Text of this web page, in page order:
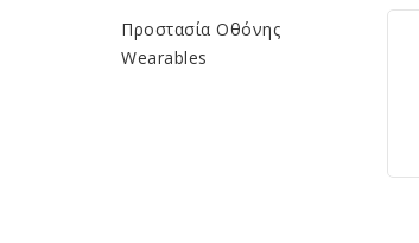
Προστασία Οθόνης
Wearables